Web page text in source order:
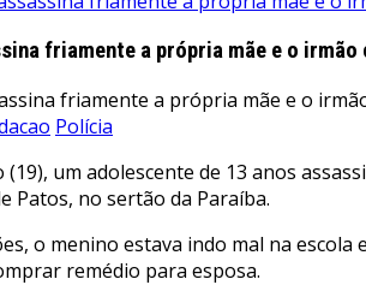
friamente a própria mãe e o
Polícia
um adolescente de 13 anos
Patos, no sertão da Paraíba.
o menino estava indo mal na
remédio para esposa.